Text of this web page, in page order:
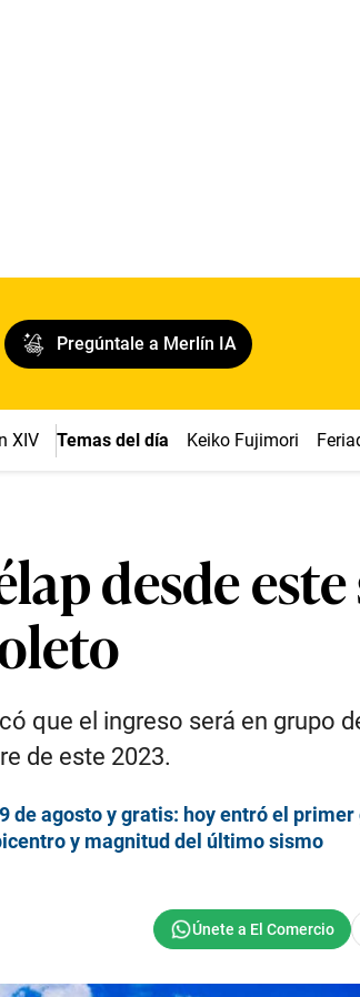
Pregúntale a Merlín IA
XIV Temas del día Keiko Fujimori
desde
que el ingreso será en grupo
de este 2023.
de agosto y gratis: hoy entró el
y magnitud del último sismo